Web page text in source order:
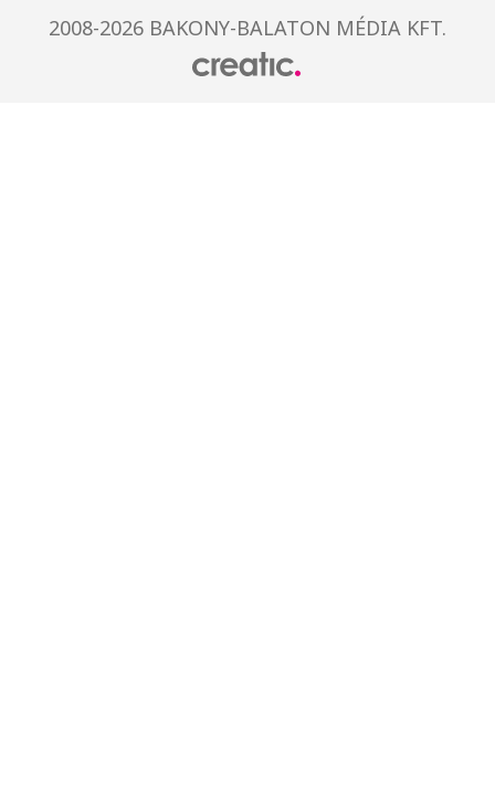
2008-2026 BAKONY-BALATON MÉDIA KFT.